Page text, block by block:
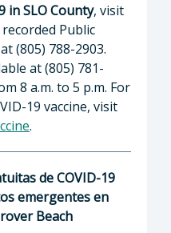
in SLO County, visit
Public
(805) 788-2903.
at (805) 781-
8 a.m. to 5 p.m. For
19 vaccine, visit
.
de COVID-19
emergentes en
Beach